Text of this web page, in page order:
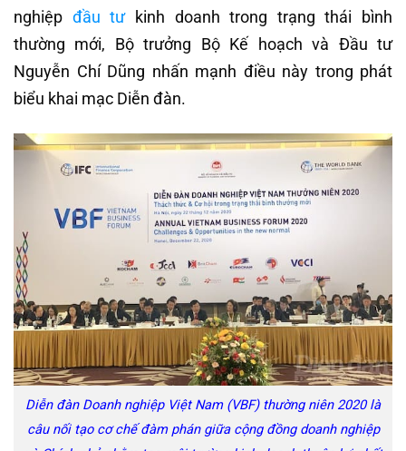
nghiệp đầu tưkinh doanh trong trạng thái bình
thường mới, Bộ trưởng Bộ Kế hoạch và Đầu tư
Nguyễn Chí Dũng nhấn mạnh điều này trong phát
biểu khai mạc Diễn đàn.
Diễn đàn Doanh nghiệp Việt Nam (VBF) thường niên 2020 là
câu nối tạo cơ chế đàm phán giữa cộng đồng doanh nghiệp